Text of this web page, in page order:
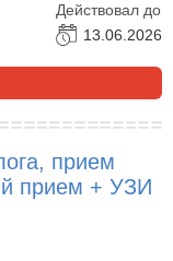
Действовал до
13.06.2026
прием
прием + УЗИ